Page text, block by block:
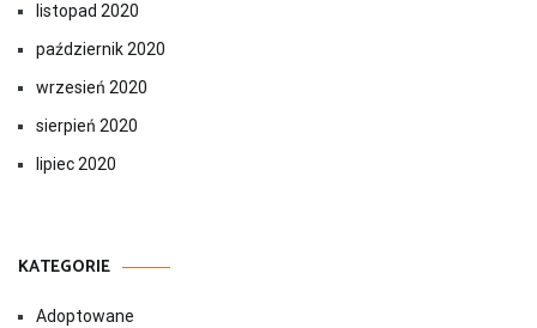
listopad 2020
październik 2020
wrzesień 2020
sierpień 2020
lipiec 2020
KATEGORIE
Adoptowane